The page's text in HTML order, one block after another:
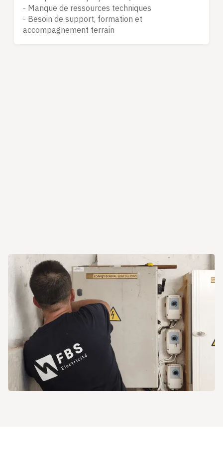
- Manque de ressources techniques
- Besoin de support, formation et
accompagnement terrain
évolue avec votre activité.